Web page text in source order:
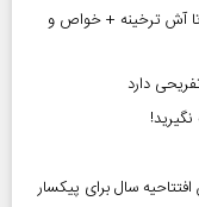
تا آش ترخینه + خواص و
دارد